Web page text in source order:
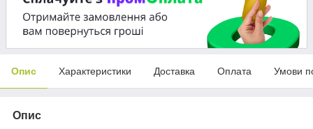
Опис Характеристики Доставка Оплата Умови
Опис